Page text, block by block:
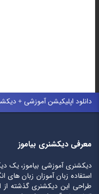
دانلود اپلیکیشن آموزشی +
معرفی دیکشنری بیاموز
دیکشنری آموزشی بیاموز، یک
استفاده زبان آموزان زبان های
طراحی این دیکشنری گذشته از